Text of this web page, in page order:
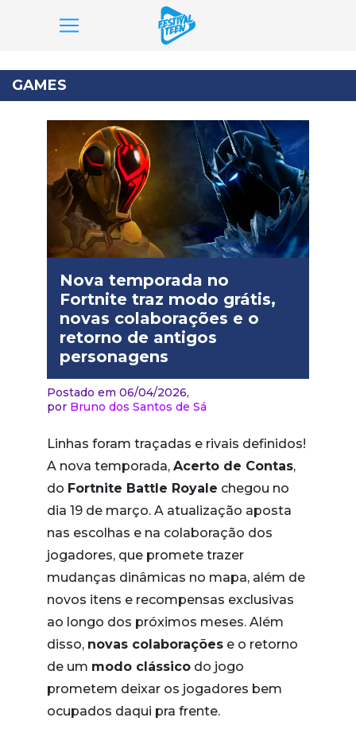
para
o
conteúdo
GAMES
Nova temporada no
Fortnite traz modo grátis,
novas colaborações e o
retorno de antigos
personagens
Postado em 06/04/2026,
por Bruno dos Santos de Sá
Linhas foram traçadas e rivais definidos!
A nova temporada, Acerto de Contas,
do Fortnite Battle Royale chegou no
dia 19 de março. A atualização aposta
nas escolhas e na colaboração dos
jogadores, que promete trazer
mudanças dinâmicas no mapa, além de
novos itens e recompensas exclusivas
ao longo dos próximos meses. Além
disso, novas colaborações e o retorno
de um modo clássico do jogo
prometem deixar os jogadores bem
ocupados daqui pra frente.